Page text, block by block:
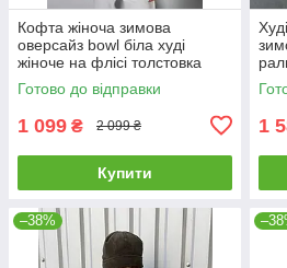
Кофта жіноча зимова
оверсайз bowl біла худі
жіноче на флісі толстовка
тепла
Готово до відправки
1 099 ₴ 2 099 ₴
Купити
1
–38%